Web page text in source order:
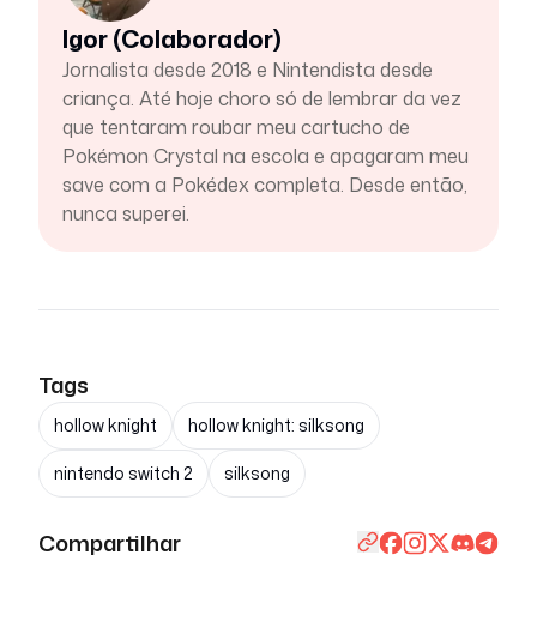
Igor (Colaborador)
Jornalista desde 2018 e Nintendista desde
criança. Até hoje choro só de lembrar da vez
que tentaram roubar meu cartucho de
Pokémon Crystal na escola e apagaram meu
save com a Pokédex completa. Desde então,
nunca superei.
Tags
hollow knight hollow knight: silksong
nintendo switch 2 silksong
Compartilhar